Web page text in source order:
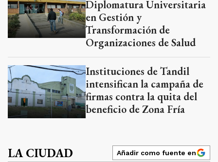
Diplomatura Universitaria
en Gestión y
Transformación de
Organizaciones de Salud
Instituciones de Tandil
intensifican la campaña de
firmas contra la quita del
beneficio de Zona Fría
LA CIUDAD Añadir como fuente en